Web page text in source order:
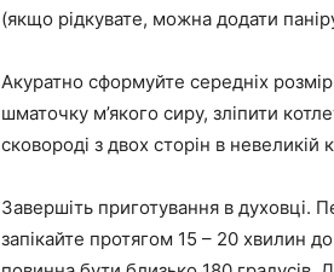
(якщо рідкувате, можна додати
Акуратно сформуйте середніх
шматочку м’якого сиру, зліпити
сковороді з двох сторін в невеликій
Завершіть приготування в духовці.
запікайте протягом 15 – 20 хвилин